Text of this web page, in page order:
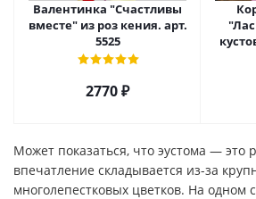
Валентинка "Счастливы
вместе" из роз кения. арт.
5525
2770 ₽
Может показаться, что эустома — это
впечатление складывается из-за
многолепестковых цветков. На одном